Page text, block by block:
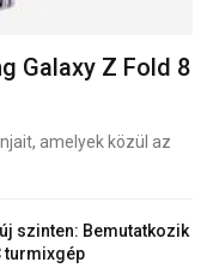
Galaxy Z Fold 8
amelyek közül az
szinten: Bemutatkozik
turmixgép